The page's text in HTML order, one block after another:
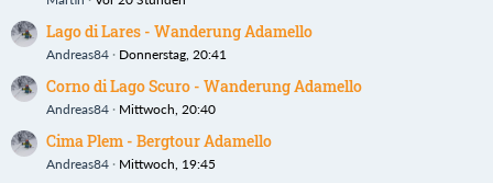
Lago di Lares - Wanderung Adamello
Andreas84 Donnerstag, 20:41
Corno di Lago Scuro - Wanderung Adamello
Andreas84 Mittwoch, 20:40
Cima Plem - Bergtour Adamello
Andreas84 Mittwoch, 19:45